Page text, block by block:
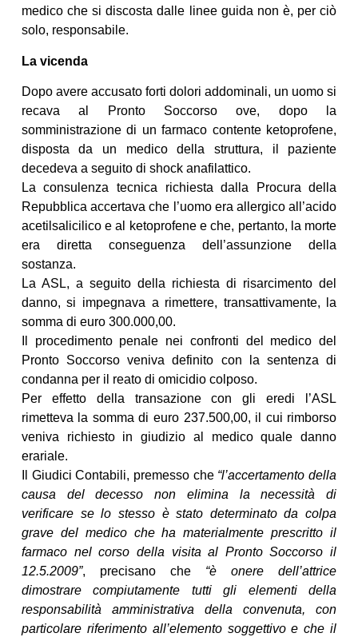
medico che si discosta dalle linee guida non è, per ciò
solo, responsabile.
La vicenda
Dopo avere accusato forti dolori addominali, un uomo si
recava al Pronto Soccorso ove, dopo la
somministrazione di un farmaco contente ketoprofene,
disposta da un medico della struttura, il paziente
decedeva a seguito di shock anafilattico.
La consulenza tecnica richiesta dalla Procura della
Repubblica accertava che l’uomo era allergico all’acido
acetilsalicilico e al ketoprofene e che, pertanto, la morte
era diretta conseguenza dell’assunzione della
sostanza.
La ASL, a seguito della richiesta di risarcimento del
danno, si impegnava a rimettere, transattivamente, la
somma di euro 300.000,00.
Il procedimento penale nei confronti del medico del
Pronto Soccorso veniva definito con la sentenza di
condanna per il reato di omicidio colposo.
Per effetto della transazione con gli eredi l’ASL
rimetteva la somma di euro 237.500,00, il cui rimborso
veniva richiesto in giudizio al medico quale danno
erariale.
Il Giudici Contabili, premesso che “l’accertamento della
causa del decesso non elimina la necessità di
verificare se lo stesso è stato determinato da colpa
grave del medico che ha materialmente prescritto il
farmaco nel corso della visita al Pronto Soccorso il
12.5.2009”, precisano che “è onere dell’attrice
dimostrare compiutamente tutti gli elementi della
responsabilità amministrativa della convenuta, con
particolare riferimento all’elemento soggettivo e che il